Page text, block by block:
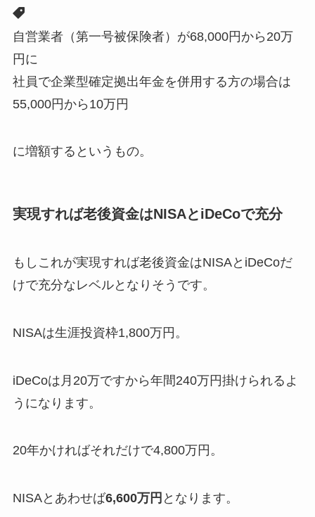
自営業者（第一号被保険者）が68,000円から20万
円に
社員で企業型確定拠出年金を併用する方の場合は
55,000円から10万円
に増額するというもの。
実現すれば老後資金はNISAとiDeCoで充分
もしこれが実現すれば老後資金はNISAとiDeCoだ
けで充分なレベルとなりそうです。
NISAは生涯投資枠1,800万円。
iDeCoは月20万ですから年間240万円掛けられるよ
うになります。
20年かければそれだけで4,800万円。
NISAとあわせば6,600万円 となります。